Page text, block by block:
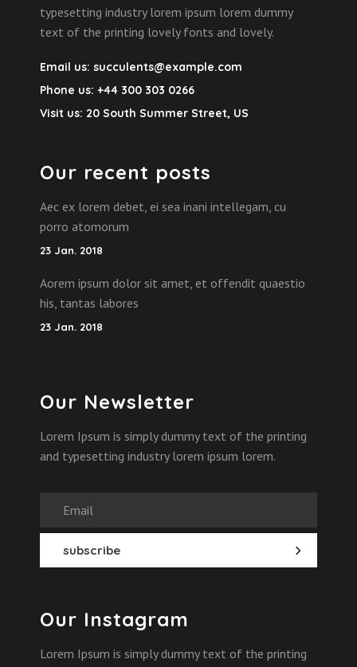
typesetting industry lorem ipsum lorem dummy
text of the printing lovely fonts and lovely.
Email us: succulents@example.com
Phone us: +44 300 303 0266
Visit us: 20 South Summer Street, US
Our recent posts
Aec ex lorem debet, ei sea inani intellegam, cu
porro atomorum
23 Jan. 2018
Aorem ipsum dolor sit amet, et offendit quaestio
his, tantas labores
23 Jan. 2018
Our Newsletter
Lorem Ipsum is simply dummy text of the printing
and typesetting industry lorem ipsum lorem.
Our Instagram
Lorem Ipsum is simply dummy text of the printing